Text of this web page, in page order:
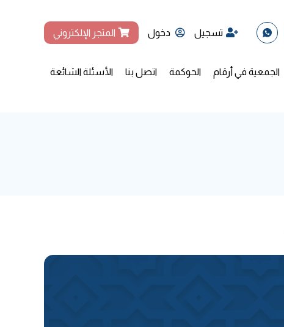
تسجيل دخول المتجر الإلكتروني
الجمعية في أرقام الحوكمة اتصل بنا الأسئلة الشائعة